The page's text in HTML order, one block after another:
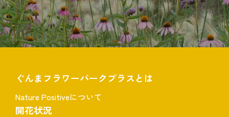
ぐんまフラワーパークプラスとは
Nature Positiveについて
開花状況